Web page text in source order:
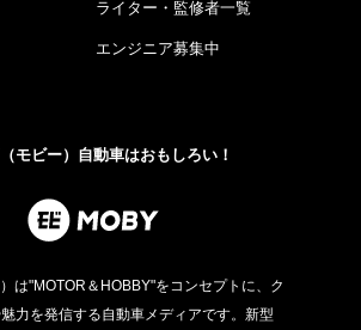
ライター・監修者一覧
エンジニア募集中
モビー）自動車はおもしろい！
は"MOTOR＆HOBBY"をコンセプトに、ク
力を発信する自動車メディアです。新型